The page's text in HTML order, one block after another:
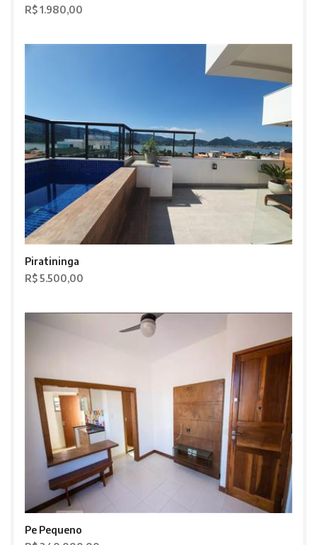
R$ 1.980,00
Piratininga
R$ 5.500,00
Pe Pequeno